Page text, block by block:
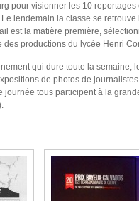
pour visionner les 10
lendemain la classe se
est la matière première,
productions du lycée Henri
qui dure toute la
de photos de
journée tous participent à la